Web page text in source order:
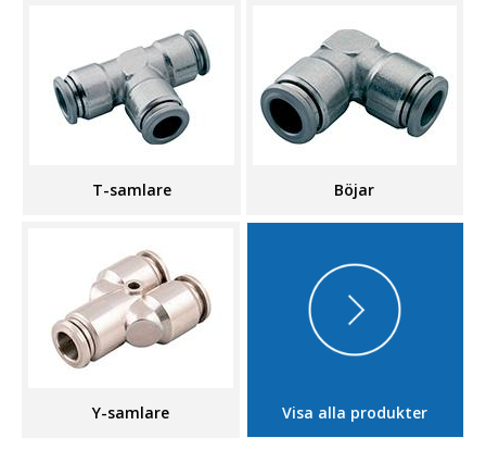
T-samlare Böjar
Y-samlare Visa alla produkter